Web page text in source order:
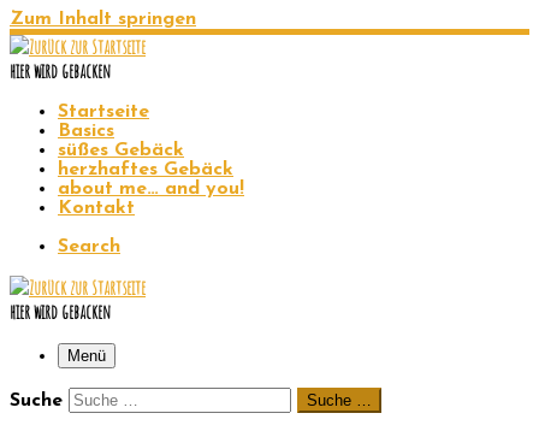
Zum Inhalt springen
hier wird gebacken
Startseite
Basics
süßes Gebäck
herzhaftes Gebäck
about me… and you!
Kontakt
Search
hier wird gebacken
Menü
Suche Suche …